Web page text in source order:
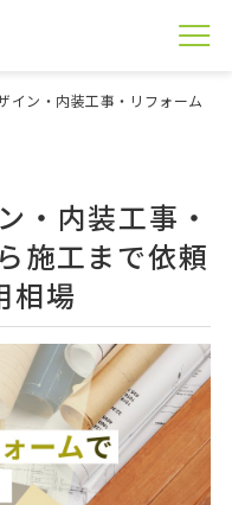
イン・内装工事・リフォーム
・内装工事・
施工まで依頼
相場